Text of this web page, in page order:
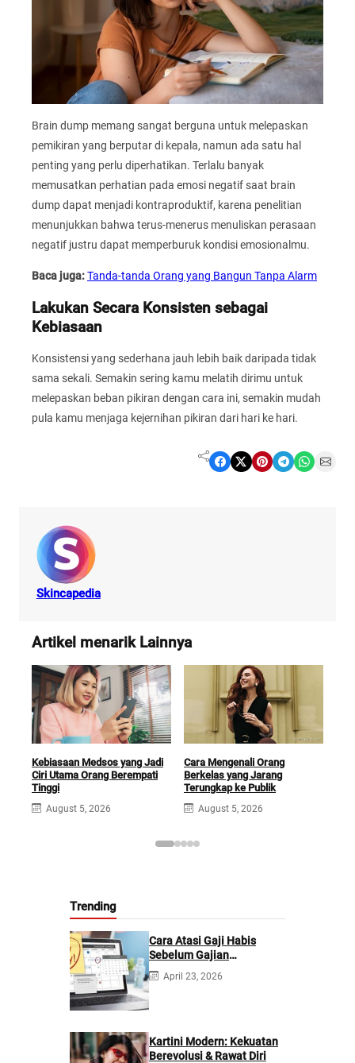
Brain dump memang sangat berguna untuk melepaskan
pemikiran yang berputar di kepala, namun ada satu hal
penting yang perlu diperhatikan. Terlalu banyak
memusatkan perhatian pada emosi negatif saat brain
dump dapat menjadi kontraproduktif, karena penelitian
menunjukkan bahwa terus-menerus menuliskan perasaan
negatif justru dapat memperburuk kondisi emosionalmu.
Baca juga:Tanda-tanda Orang yang Bangun Tanpa Alarm
Lakukan Secara Konsisten sebagai
Kebiasaan
Konsistensi yang sederhana jauh lebih baik daripada tidak
sama sekali. Semakin sering kamu melatih dirimu untuk
melepaskan beban pikiran dengan cara ini, semakin mudah
pula kamu menjaga kejernihan pikiran dari hari ke hari.
Share on Facebook Share on X Share on Pinterest Share on Telegram Share on WhatsApp Share on Email
Skincapedia
Artikel menarik Lainnya
Kebiasaan Medsos yang Jadi
Ciri Utama Orang Berempati
Tinggi
August 5, 2026
Cara Mengenali Orang
Berkelas yang Jarang
Terungkap ke Publik
August 5, 2026
Trending
Cara Atasi Gaji Habis
Sebelum Gajian
Berikutnya
April 23, 2026
Kartini Modern: Kekuatan
Berevolusi & Rawat Diri